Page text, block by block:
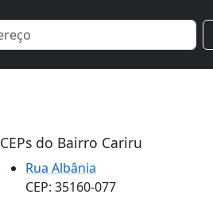
CEPs do Bairro Cariru
Rua Albânia
CEP: 35160-077